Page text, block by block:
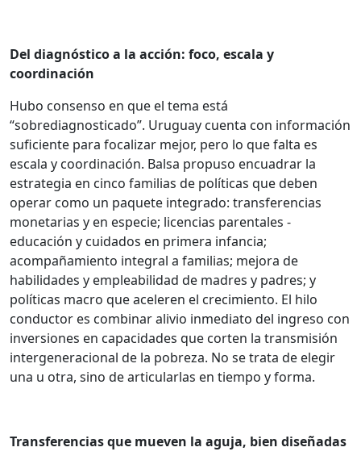
Del diagnóstico a la acción: foco, escala y
coordinación
Hubo consenso en que el tema está
“sobrediagnosticado”. Uruguay cuenta con información
suficiente para focalizar mejor, pero lo que falta es
escala y coordinación. Balsa propuso encuadrar la
estrategia en cinco familias de políticas que deben
operar como un paquete integrado: transferencias
monetarias y en especie; licencias parentales -
educación y cuidados en primera infancia;
acompañamiento integral a familias; mejora de
habilidades y empleabilidad de madres y padres; y
políticas macro que aceleren el crecimiento. El hilo
conductor es combinar alivio inmediato del ingreso con
inversiones en capacidades que corten la transmisión
intergeneracional de la pobreza. No se trata de elegir
una u otra, sino de articularlas en tiempo y forma.
Transferencias que mueven la aguja, bien diseñadas